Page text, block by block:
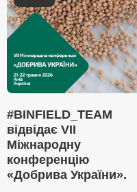
#BINFIELD_TEAM
відвідає VII
Міжнародну
конференцію
«Добрива України».